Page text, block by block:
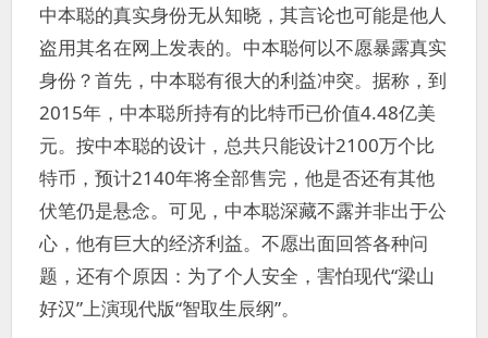
中本聪的真实身份无从知晓，其言论也可能是他人
盗用其名在网上发表的。中本聪何以不愿暴露真实
身份？首先，中本聪有很大的利益冲突。据称，到
2015年，中本聪所持有的比特币已价值4.48亿美
元。按中本聪的设计，总共只能设计2100万个比
特币，预计2140年将全部售完，他是否还有其他
伏笔仍是悬念。可见，中本聪深藏不露并非出于公
心，他有巨大的经济利益。不愿出面回答各种问
题，还有个原因：为了个人安全，害怕现代“梁山
好汉”上演现代版“智取生辰纲”。